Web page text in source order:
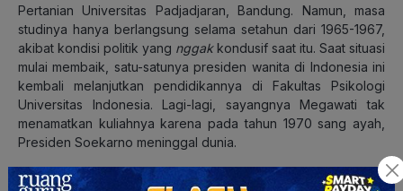
Pertanian Universitas Padjadjaran, Bandung. Namun, masa
studinya hanya berlangsung selama setahun dari 1965-1967,
akibat kondisi politik yang nggakkondusif saat itu. Saat situasi
mulai membaik, satu-satunya presiden wanita di Indonesia ini
kembali melanjutkan pendidikannya di Fakultas Psikologi
Universitas Indonesia. Lagi-lagi, sayangnya Megawati tak
menamatkan kuliahnya karena pada tahun 1970 sang ayah,
Presiden Soekarno meninggal dunia.
6. Susilo Bambang Yudhoyono (SBY)